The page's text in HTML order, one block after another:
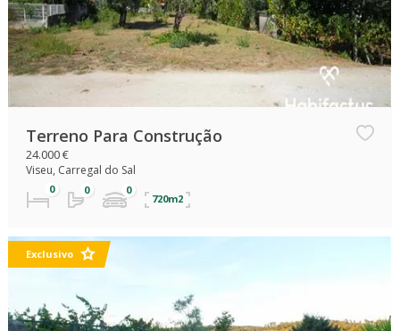
Terreno Para Construção
24.000 €
Viseu, Carregal do Sal
720m2
Exclusivo